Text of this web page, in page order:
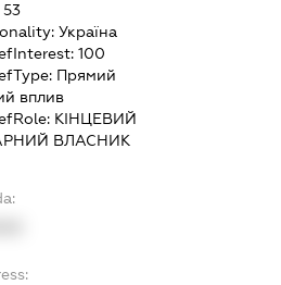
Україна
100
Прямий
вплив
КІНЦЕВИЙ
ВЛАСНИК